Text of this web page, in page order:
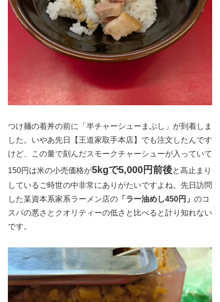
つけ麺の着丼の前に「半チャーシューまぶし」が到着しま
した。いやあ先日【王道家取手本店】でも注文したんです
けど、この量で刻んだスモークチャーシューが入っていて
150円は米の小売価格が5kgで5,000円前後と高止まり
しているご時世の中非常にありがたいですよね。先日訪問
した某資本系家系ラーメン店の 「ラー油めし450円」 のコ
スパの悪さとクオリティーの低さと比べると計り知れない
です。